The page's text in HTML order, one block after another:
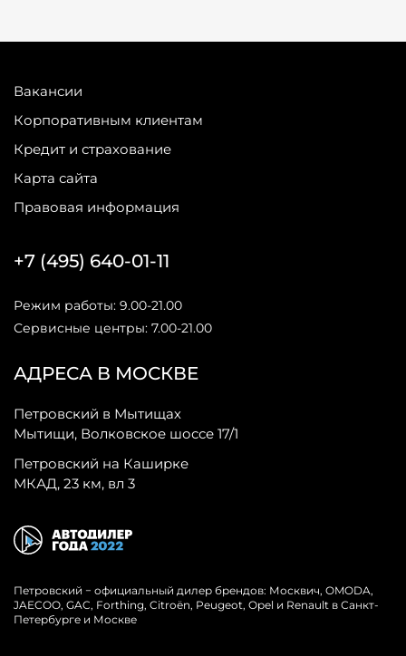
Вакансии
Корпоративным клиентам
Кредит и страхование
Карта сайта
Правовая информация
АДРЕСА В МОСКВЕ
Петровский в Мытищах
Мытищи, Волковское шоссе 17/1
Петровский на Каширке
МКАД, 23 км, вл 3
+7 (495) 640-01-11
Режим работы: 9.00-21.00
Сервисные центры: 7.00-21.00
Петровский − официальный дилер брендов: Москвич, OMODA,
JAECOO, GAC, Forthing, Citroёn, Peugeot, Opel и Renault в Санкт-
Петербурге и Москве